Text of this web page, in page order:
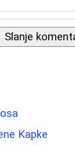
Slanje
Kapke